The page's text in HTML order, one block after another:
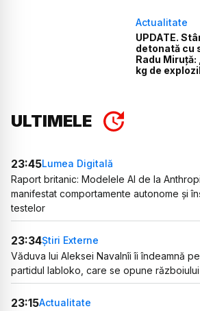
Actualitate
UPDATE.
detonată cu
Radu
kg de
ULTIMELE
23:45Lumea Digitală
Raport britanic: Modelele AI de la
manifestat comportamente autonome și
testelor
23:34Știri Externe
Văduva lui Aleksei Navalnîi îi îndeamnă
partidul Iabloko, care se opune
23:15Actualitate